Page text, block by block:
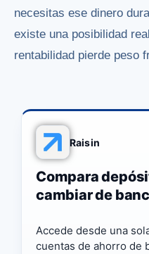
necesitas ese dinero
existe una posibilidad
rentabilidad pierde peso
Raisin
Compara
cambiar de
Accede desde una
cuentas de ahorro de